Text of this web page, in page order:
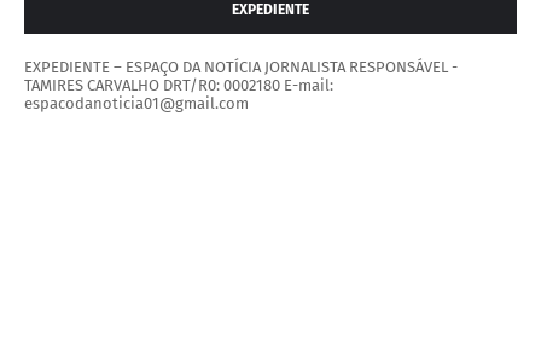
EXPEDIENTE
EXPEDIENTE – ESPAÇO DA NOTÍCIA JORNALISTA RESPONSÁVEL -
TAMIRES CARVALHO DRT/R0: 0002180 E-mail:
espacodanoticia01@gmail.com